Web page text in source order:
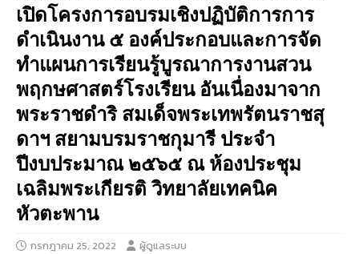
เปิดโครงการอบรมเชิงปฏิบัติการการ
ดำเนินงาน ๕ องค์ประกอบและการจัด
ทำแผนการเรียนรู้บูรณาการงานสวน
พฤกษศาสตร์โรงเรียน อันเนื่องมาจาก
พระราชดำริ สมเด็จพระเทพรัตนราชสุ
ดาฯ สยามบรมราชกุมารี ประจำ
ปีงบประมาณ ๒๕๖๕ ณ ห้องประชุม
เฉลิมพระเกียรติ วิทยาลัยเทคนิค
หัวตะพาน
กรกฎาคม 25, 2022 ผู้ดูแลระบบ